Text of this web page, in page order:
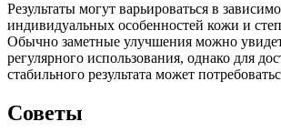
Результаты могут варьироваться в
индивидуальных особенностей кожи и
Обычно заметные улучшения можно
регулярного использования, однако для
стабильного результата может
Советы